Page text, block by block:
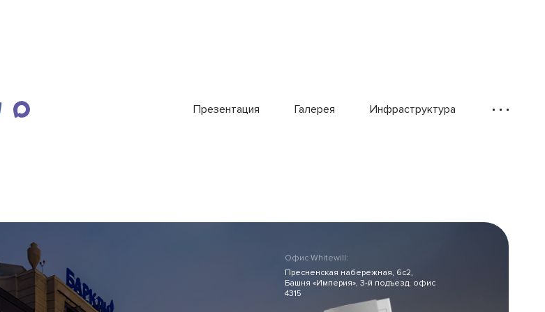
Презентация Галерея Инфраструктура
Офис Whitewill:
Пресненская набережная, 6с2,
Башня «Империя», 3-й подъезд, офис
4315